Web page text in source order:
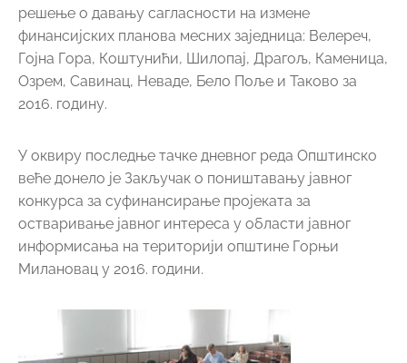
решење о давању сагласности на измене
финансијских планова месних заједница: Велереч,
Гојна Гора, Коштунићи, Шилопај, Драгољ, Каменица,
Озрем, Савинац, Неваде, Бело Поље и Таково за
2016. годину.
У оквиру последње тачке дневног реда Општинско
веће донело је Закључак о поништавању јавног
конкурса за суфинансирање пројеката за
остваривање јавног интереса у области јавног
информисања на територији општине Горњи
Милановац у 2016. години.